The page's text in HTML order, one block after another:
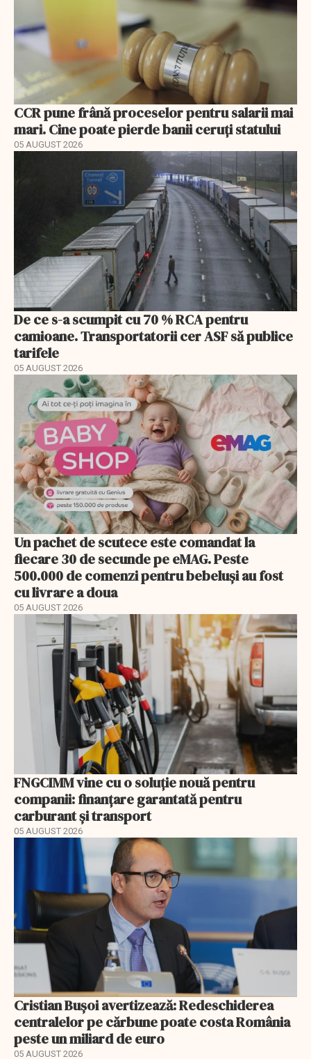
CCR pune frână proceselor pentru salarii mai
mari. Cine poate pierde banii ceruți statului
05 AUGUST 2026
De ce s-a scumpit cu 70 % RCA pentru
camioane. Transportatorii cer ASF să publice
tarifele
05 AUGUST 2026
Un pachet de scutece este comandat la
fiecare 30 de secunde pe eMAG. Peste
500.000 de comenzi pentru bebeluși au fost
cu livrare a doua
05 AUGUST 2026
FNGCIMM vine cu o soluție nouă pentru
companii: finanțare garantată pentru
carburant și transport
05 AUGUST 2026
Cristian Bușoi avertizează: Redeschiderea
centralelor pe cărbune poate costa România
peste un miliard de euro
05 AUGUST 2026